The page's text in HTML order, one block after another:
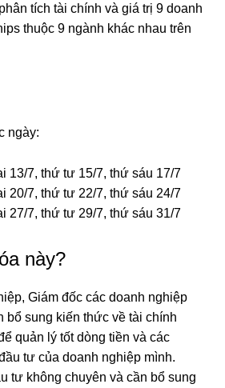
tích tài chính và giá trị 9 doanh
thuộc 9 ngành khác nhau trên
ngày:
13/7, thứ tư 15/7, thứ sáu 17/7
20/7, thứ tư 22/7, thứ sáu 24/7
27/7, thứ tư 29/7, thứ sáu 31/7
này?
Giám đốc các doanh nghiệp
bổ sung kiến thức về tài chính
quản lý tốt dòng tiền và các
tư của doanh nghiệp mình.
tư không chuyên và cần bổ sung